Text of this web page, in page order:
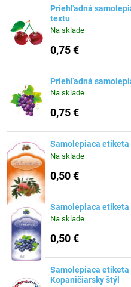
Priehľadná
textu
Na sklade
0,75 €
Priehľadná
Na sklade
0,75 €
Samolepiaca etiketa
Na sklade
0,50 €
Samolepiaca
Na sklade
0,50 €
Samolepiaca etiketa
Kopaničiarsky štýl